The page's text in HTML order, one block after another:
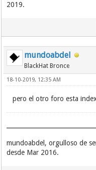
2019.
mundoabdel
BlackHat Bronce
18-10-2019, 12:35 AM
pero el otro foro esta
mundoabdel, orgulloso de
desde Mar 2016.